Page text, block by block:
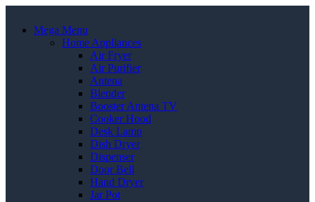
Mega Menu
Home Appliances
Air Fryer
Air Purifier
Antena
Blender
Booster Antena TV
Cooker Hood
Desk Lamp
Dish Dryer
Dispenser
Door Bell
Hand Dryer
Jar Pot